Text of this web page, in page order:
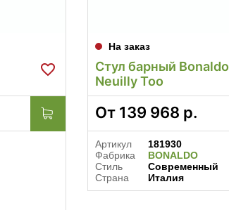
На заказ
Стул барный Bonaldo
Neuilly Too
От 139 968 р.
Артикул
181930
Фабрика
BONALDO
Стиль
Современный
Страна
Италия